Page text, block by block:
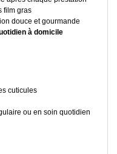
film gras
douce et gourmande
à domicile
cuticules
ou en soin quotidien